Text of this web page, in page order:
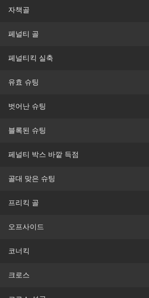
자책골
페널티 골
페널티킥 실축
유효 슈팅
벗어난 슈팅
블록된 슈팅
페널티 박스 바깥 득점
골대 맞은 슈팅
프리킥 골
오프사이드
코너킥
크로스